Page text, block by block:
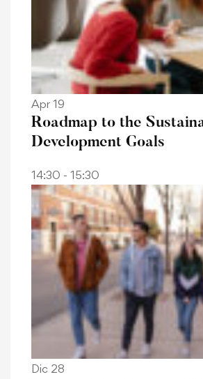
Apr 19
Roadmap to the
Development Goals
14:30 - 15:30
Dic 28